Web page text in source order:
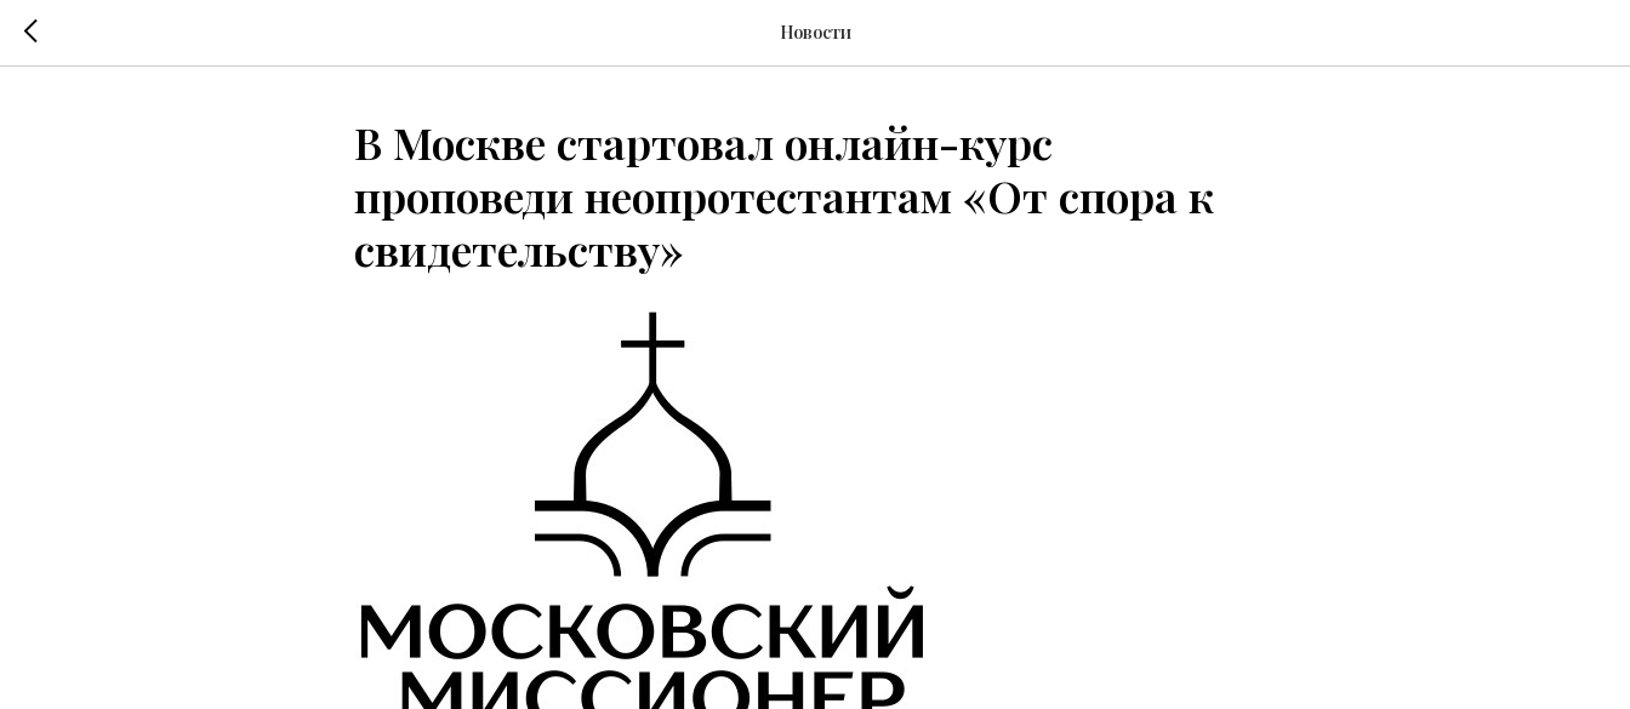
Новости
В Москве стартовал онлайн-курс
проповеди неопротестантам «От спора к
свидетельству»